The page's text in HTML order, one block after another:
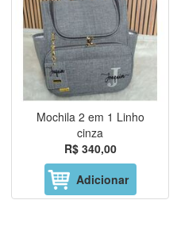
Mochila 2 em 1 Linho
cinza
R$ 340,00
Adicionar